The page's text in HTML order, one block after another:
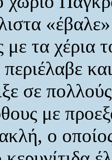
με τα χέρια
σε
με
ο